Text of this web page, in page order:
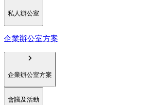
私人辦公室
企業辦公室方案
企業辦公室方案
會議及活動